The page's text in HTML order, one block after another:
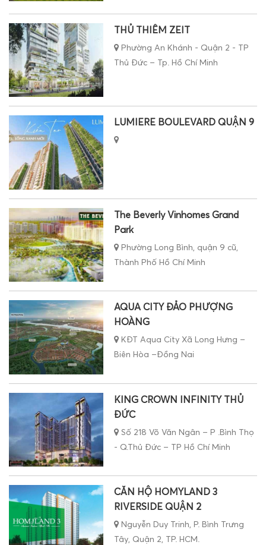
THỦ THIÊM ZEIT
Phường An Khánh - Quận 2 - TP
Thủ Đức – Tp. Hồ Chí Minh
LUMIERE BOULEVARD QUẬN 9
The Beverly Vinhomes Grand
Park
Phường Long Bình, quận 9 cũ,
Thành Phố Hồ Chí Minh
AQUA CITY ĐẢO PHƯỢNG
HOÀNG
KĐT Aqua City Xã Long Hưng –
Biên Hòa –Đồng Nai
KING CROWN INFINITY THỦ
ĐỨC
Số 218 Võ Văn Ngân – P .Bình Thọ
- Q.Thủ Đức – TP Hồ Chí Minh
CĂN HỘ HOMYLAND 3
RIVERSIDE QUẬN 2
Nguyễn Duy Trinh, P. Bình Trưng
Tây, Quận 2, TP. HCM.